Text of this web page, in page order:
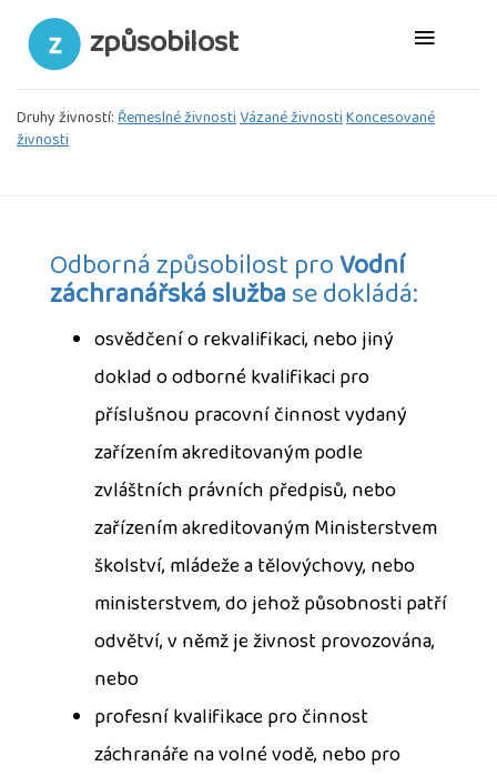
způsobilost
Druhy živností:Řemeslné živnostiVázané živnostiKoncesované
živnosti
Odborná způsobilost proVodní
záchranářská službase dokládá:
osvědčení o rekvalifikaci, nebo jiný
doklad o odborné kvalifikaci pro
příslušnou pracovní činnost vydaný
zařízením akreditovaným podle
zvláštních právních předpisů, nebo
zařízením akreditovaným Ministerstvem
školství, mládeže a tělovýchovy, nebo
ministerstvem, do jehož působnosti patří
odvětví, v němž je živnost provozována,
nebo
profesní kvalifikace pro činnost
záchranáře na volné vodě, nebo pro